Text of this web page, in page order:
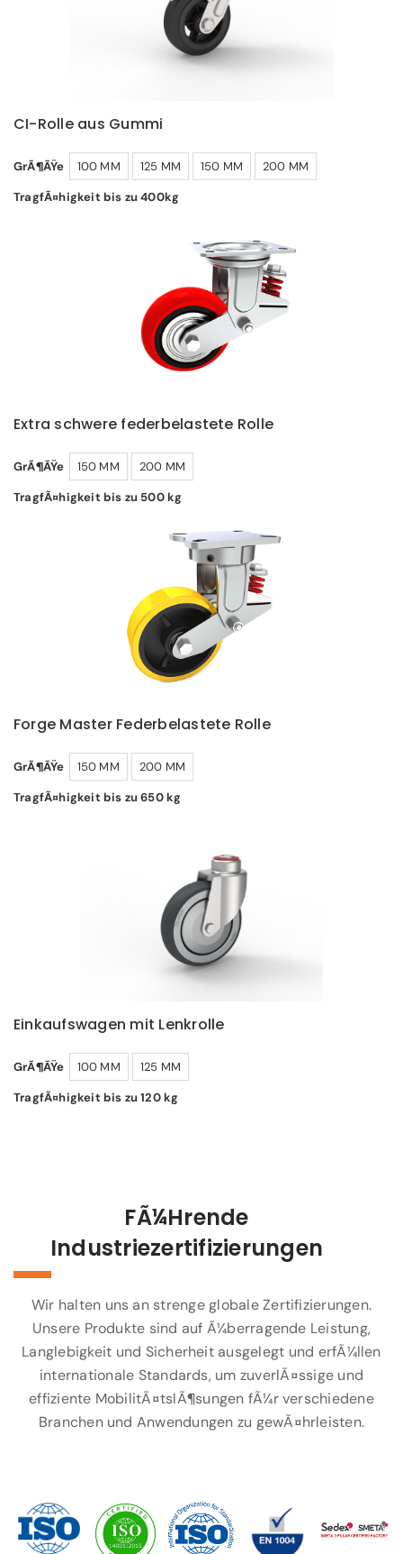
CI-Rolle aus Gummi
GrÃ¶ÃŸe 100 MM 125 MM 150 MM
200 MM
TragfÃ¤higkeit bis zu 400kg
Extra schwere federbelastete Rolle
GrÃ¶ÃŸe 150 MM
200 MM
TragfÃ¤higkeit bis zu 500 kg
Forge Master Federbelastete Rolle
GrÃ¶ÃŸe 150 MM
200 MM
TragfÃ¤higkeit bis zu 650 kg
Einkaufswagen mit Lenkrolle
GrÃ¶ÃŸe 100 MM
125 MM
TragfÃ¤higkeit bis zu 120 kg
FÃ¼hrende
Industriezertifizierungen
Wir halten uns an strenge globale Zertifizierungen.
Unsere Produkte sind auf Ã¼berragende Leistung,
Langlebigkeit und Sicherheit ausgelegt und erfÃ¼llen
internationale Standards, um zuverlÃ¤ssige und
effiziente MobilitÃ¤tslÃ¶sungen fÃ¼r verschiedene
Branchen und Anwendungen zu gewÃ¤hrleisten.